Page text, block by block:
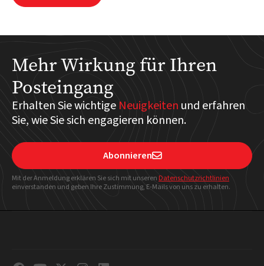
Mehr Wirkung für Ihren
Posteingang
Erhalten Sie wichtige Neuigkeiten und erfahren
Sie, wie Sie sich engagieren können.
Abonnieren
Mit der Anmeldung erklären Sie sich mit unseren Datenschutzrichtlinien
einverstanden und geben Ihre Zustimmung, E-Mails von uns zu erhalten.